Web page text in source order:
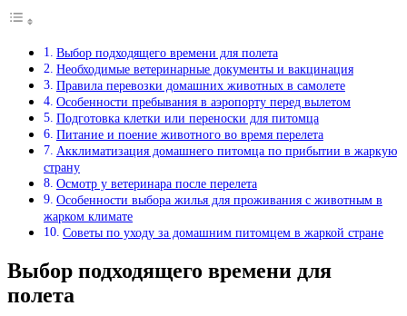
Выбор подходящего времени для полета
Необходимые ветеринарные документы и вакцинация
Правила перевозки домашних животных в самолете
Особенности пребывания в аэропорту перед вылетом
Подготовка клетки или переноски для питомца
Питание и поение животного во время перелета
Акклиматизация домашнего питомца по прибытии в жаркую
страну
Осмотр у ветеринара после перелета
Особенности выбора жилья для проживания с животным в
жарком климате
Советы по уходу за домашним питомцем в жаркой стране
Выбор подходящего времени для
полета